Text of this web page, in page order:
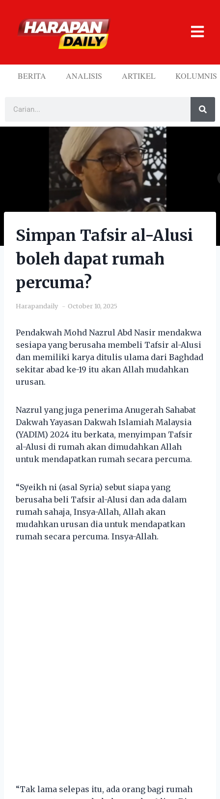
BERITA ANALISIS ARTIKEL KOLUMNIS
Simpan Tafsir al-Alusi
boleh dapat rumah
percuma?
Harapandaily October 10, 2025
Pendakwah Mohd Nazrul Abd Nasir mendakwa
sesiapa yang berusaha membeli Tafsir al-Alusi
dan memiliki karya ditulis ulama dari Baghdad
sekitar abad ke-19 itu akan Allah mudahkan
urusan.
Nazrul yang juga penerima Anugerah Sahabat
Dakwah Yayasan Dakwah Islamiah Malaysia
(YADIM) 2024 itu berkata, menyimpan Tafsir
al-Alusi di rumah akan dimudahkan Allah
untuk mendapatkan rumah secara percuma.
“Syeikh ni (asal Syria) sebut siapa yang
berusaha beli Tafsir al-Alusi dan ada dalam
rumah sahaja, Insya-Allah, Allah akan
mudahkan urusan dia untuk mendapatkan
rumah secara percuma. Insya-Allah.
“Tak lama selepas itu, ada orang bagi rumah